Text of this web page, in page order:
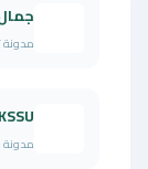
مدونة
مدونة